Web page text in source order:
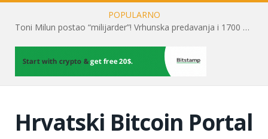
POPULARNO
Toni Milun postao “milijarder”! Vrhunska predavanja i 1700 posjetitelja obilježili su mjesec financijske pismenosti
Hrvatski Bitcoin Portal